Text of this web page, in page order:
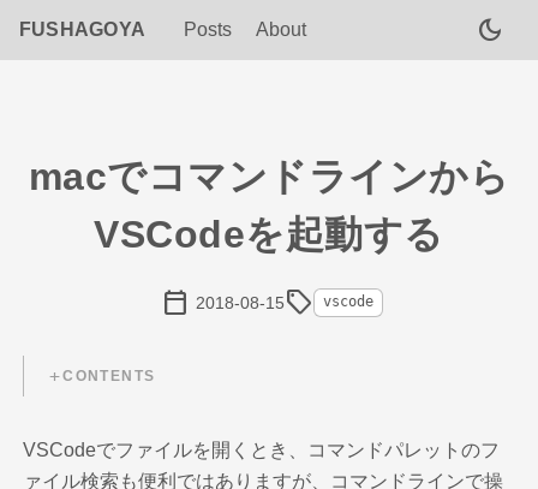
dark_mode
FUSHAGOYA Posts About
macでコマンドラインから
VSCodeを起動する
calendar_today 2018-08-15sell vscode
CONTENTS
VSCodeでファイルを開くとき、コマンドパレットのフ
ァイル検索も便利ではありますが、コマンドラインで操